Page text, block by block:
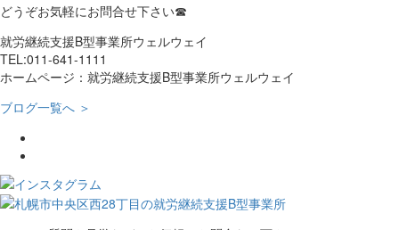
どうぞお気軽にお問合せ下さい☎
就労継続支援B型事業所ウェルウェイ
TEL:011-641-1111
ホームページ：就労継続支援B型事業所ウェルウェイ
ブログ一覧へ ＞